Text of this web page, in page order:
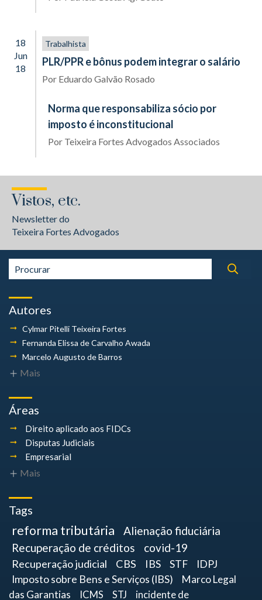
18
Jun
18
Trabalhista
PLR/PPR e bônus podem integrar o salário
Por Eduardo Galvão Rosado
Norma que responsabiliza sócio por
imposto é inconstitucional
Por Teixeira Fortes Advogados Associados
Vistos, etc.
Newsletter do
Teixeira Fortes Advogados
Autores
Cylmar Pitelli Teixeira Fortes
Fernanda Elissa de Carvalho Awada
Marcelo Augusto de Barros
Mais
Áreas
Direito aplicado aos FIDCs
Disputas Judiciais
Empresarial
Mais
Tags
reforma tributária
Alienação fiduciária
Recuperação de créditos
covid-19
Recuperação judicial CBS IBS STF
IDPJ
Imposto sobre Bens e Serviços (IBS)
Marco Legal
das Garantias
ICMS STJ
incidente de